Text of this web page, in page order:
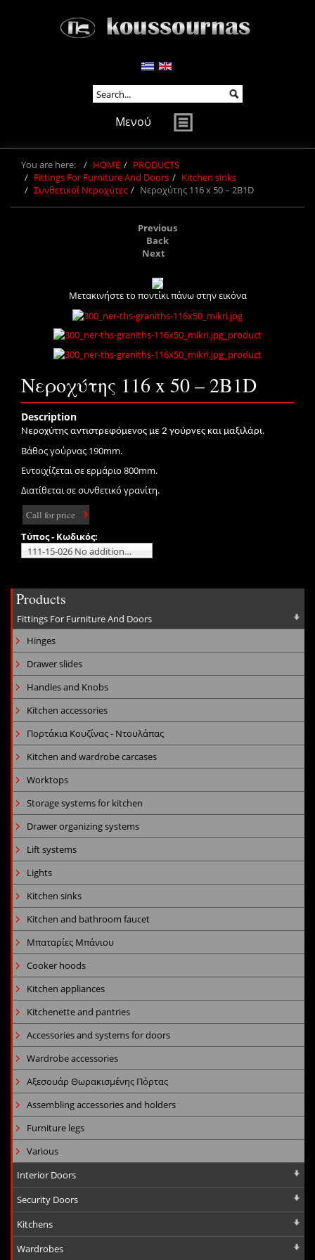
Μενού
You are here: HOME
PRODUCTS
Fittings For Furniture And Doors
Kitchen sinks
Συνθετικοί Νεροχύτες
Νεροχύτης 116 x 50 – 2B1D
Previous
Back
Next
Μετακινήστε το ποντίκι πάνω στην εικόνα
Νεροχύτης 116 x 50 – 2B1D
Description
Νεροχύτης αντιστρεφόμενος με 2 γούρνες και μαξιλάρι.
Βάθος γούρνας 190mm.
Εντοιχίζεται σε ερμάριο 800mm.
Διατίθεται σε συνθετικό γρανίτη.
Call for price
Τύπος - Κωδικός:
111-15-026 No additional charge
Products
Fittings For Furniture And Doors
Hinges
Drawer slides
Handles and Knobs
Kitchen accessories
Πορτάκια Κουζίνας - Ντουλάπας
Kitchen and wardrobe carcases
Worktops
Storage systems for kitchen
Drawer organizing systems
Lift systems
Lights
Kitchen sinks
Kitchen and bathroom faucet
Μπαταρίες Μπάνιου
Cooker hoods
Kitchen appliances
Kitchenette and pantries
Accessories and systems for doors
Wardrobe accessories
Αξεσουάρ Θωρακισμένης Πόρτας
Assembling accessories and holders
Furniture legs
Various
Interior Doors
Security Doors
Kitchens
Wardrobes